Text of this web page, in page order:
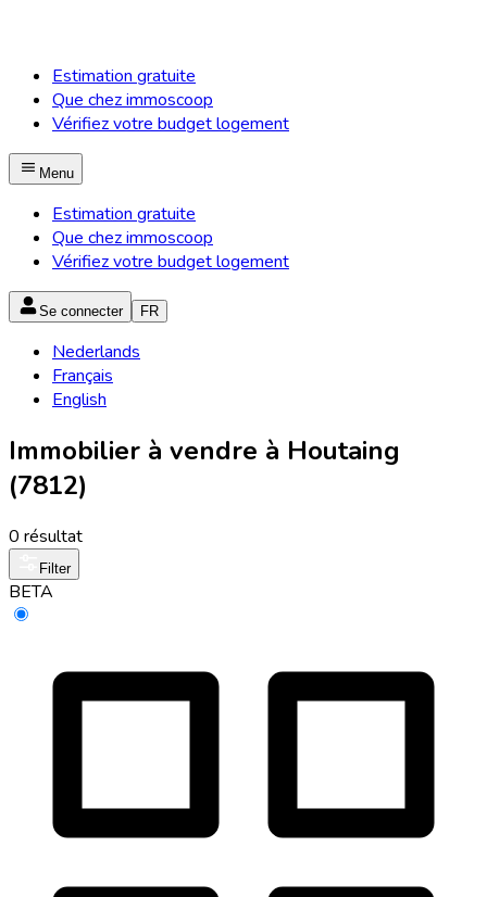
Estimation gratuite
Que chez immoscoop
Vérifiez votre budget logement
Menu
Estimation gratuite
Que chez immoscoop
Vérifiez votre budget logement
Se connecter FR
Nederlands
Français
English
Immobilier à vendre à Houtaing
(7812)
0 résultat
Filter
BETA